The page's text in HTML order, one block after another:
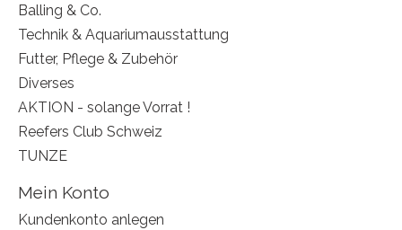
Balling & Co.
Technik & Aquariumausstattung
Futter, Pflege & Zubehör
Diverses
AKTION - solange Vorrat !
Reefers Club Schweiz
TUNZE
Mein Konto
Kundenkonto anlegen